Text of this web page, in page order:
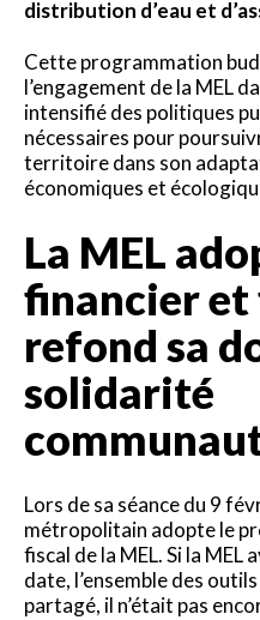
distribution d’eau et
Cette programmation
l’engagement de la MEL
intensifié des politiques
nécessaires pour
territoire dans son
économiques et
La MEL
financier et
refond sa
solidarité
Lors de sa séance du 9
métropolitain adopte le
fiscal de la MEL. Si la MEL
date, l’ensemble des
partagé, il n’était pas